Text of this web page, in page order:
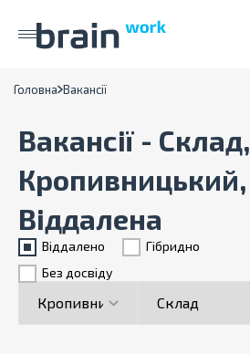
Головна Вакансії
Вакансії - Склад,
Кропивницький,
Віддалена
Віддалено
Гiбридно
Без досвіду